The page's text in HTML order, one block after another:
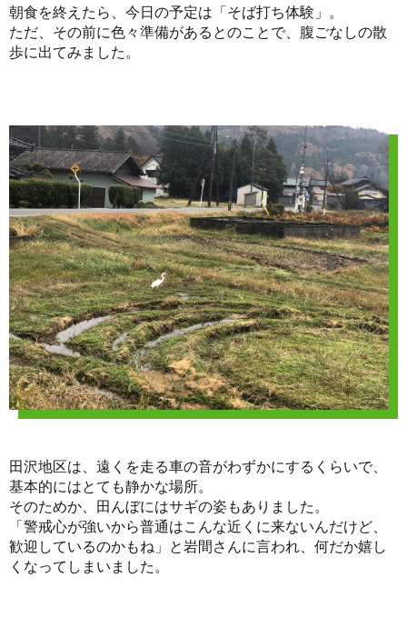
朝食を終えたら、今日の予定は「そば打ち体験」。
ただ、その前に色々準備があるとのことで、腹ごなしの散
歩に出てみました。
田沢地区は、遠くを走る車の音がわずかにするくらいで、
基本的にはとても静かな場所。
そのためか、田んぼにはサギの姿もありました。
「警戒心が強いから普通はこんな近くに来ないんだけど、
歓迎しているのかもね」と岩間さんに言われ、何だか嬉し
くなってしまいました。